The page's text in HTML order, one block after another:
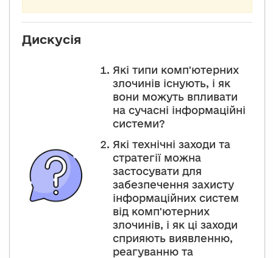
Дискусія
Які типи комп'ютерних
злочинів існують, і як
вони можуть впливати
на сучасні інформаційні
системи?
Які технічні заходи та
стратегії можна
застосувати для
забезпечення захисту
інформаційних систем
від комп'ютерних
злочинів, і як ці заходи
сприяють виявленню,
реагуванню та